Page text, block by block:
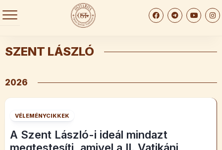
to
SZENT LÁSZLÓ
2026
VÉLEMÉNYCIKKEK
A Szent László-i ideál mindazt